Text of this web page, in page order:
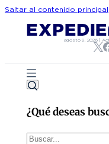
Saltar al contenido principal
agosto 9, 2026|
¿Qué deseas
Buscar